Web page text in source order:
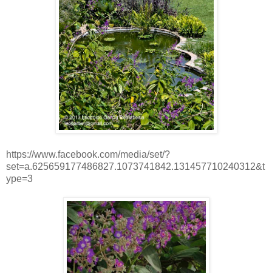
https://www.facebook.com/media/set/?
set=a.625659177486827.1073741842.131457710240312&t
ype=3